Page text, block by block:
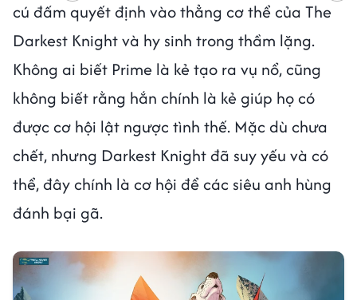
cú đấm quyết định vào thẳng cơ thể của The
Darkest Knight và hy sinh trong thầm lặng.
Không ai biết Prime là kẻ tạo ra vụ nổ, cũng
không biết rằng hắn chính là kẻ giúp họ có
được cơ hội lật ngược tình thế. Mặc dù chưa
chết, nhưng Darkest Knight đã suy yếu và có
thể, đây chính là cơ hội để các siêu anh hùng
đánh bại gã.